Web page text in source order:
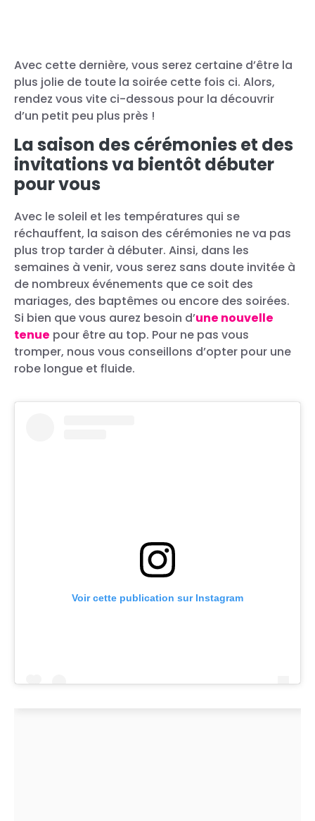
Avec cette dernière, vous serez certaine d’être la
plus jolie de toute la soirée cette fois ci. Alors,
rendez vous vite ci-dessous pour la découvrir
d’un petit peu plus près !
La saison des cérémonies et des
invitations va bientôt débuter
pour vous
Avec le soleil et les températures qui se
réchauffent, la saison des cérémonies ne va pas
plus trop tarder à débuter. Ainsi, dans les
semaines à venir, vous serez sans doute invitée à
de nombreux événements que ce soit des
mariages, des baptêmes ou encore des soirées.
Si bien que vous aurez besoin d’une nouvelle
tenue pour être au top. Pour ne pas vous
tromper, nous vous conseillons d’opter pour une
robe longue et fluide.
Voir cette publication sur Instagram